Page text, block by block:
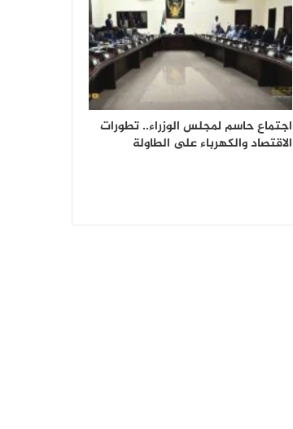
اجتماع حاسم لمجلس الوزراء.. تطورات
الاقتصاد والكهرباء على الطاولة